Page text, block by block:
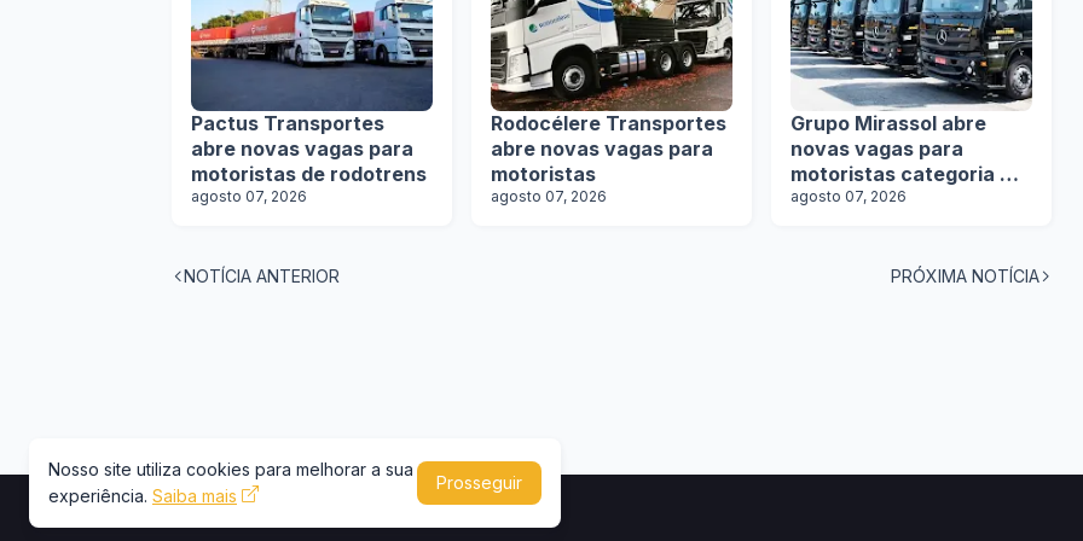
Pactus Transportes
abre novas vagas para
motoristas de rodotrens
agosto 07, 2026
Rodocélere Transportes
abre novas vagas para
motoristas
agosto 07, 2026
Grupo Mirassol abre
novas vagas para
motoristas categoria D e
E
agosto 07, 2026
NOTÍCIA ANTERIOR PRÓXIMA NOTÍCIA
Nosso site utiliza cookies para melhorar a sua
experiência. Saiba mais
Prosseguir